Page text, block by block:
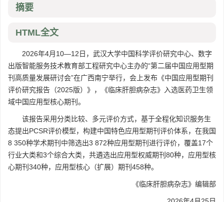
摘要
HTML全文
2026年4月10—12日，武汉大学中国科学评价研究中心、数字
出版智能服务技术教育部工程研究中心主办的“第二届中国应用型期
刊高质量发展研讨会”在广西南宁举行，会上发布《中国应用型期刊
评价研究报告（2025版）》，《临床肝胆病杂志》入选医药卫生领
域中国应用型核心期刊。
该报告采用分类比较、多元评价方式，基于全程化知识服务生
态提出PCSR评价模型，构建中国特色应用型期刊评价体系，在我国
8 350种学术期刊中筛选出3 872种应用型期刊进行评价，覆盖17个
行业大类和3个综合大类，共遴选出应用型权威期刊80种，应用型核
心期刊340种，应用型核心（扩展）期刊458种。
《临床肝胆病杂志》编辑部